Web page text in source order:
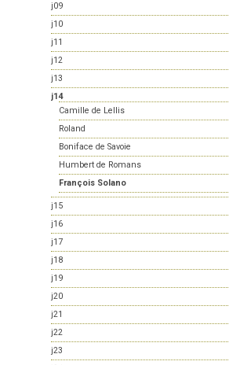
j09
j10
j11
j12
j13
j14
Camille de Lellis
Roland
Boniface de Savoie
Humbert de Romans
François Solano
j15
j16
j17
j18
j19
j20
j21
j22
j23